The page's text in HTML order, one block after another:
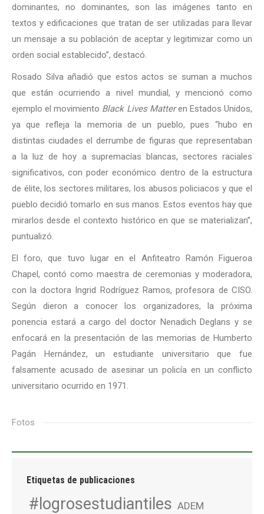
dominantes, no dominantes, son las imágenes tanto en
textos y edificaciones que tratan de ser utilizadas para llevar
un mensaje a su población de aceptar y legitimizar como un
orden social establecido”, destacó.
Rosado Silva añadió que estos actos se suman a muchos
que están ocurriendo a nivel mundial, y mencionó como
ejemplo el movimiento Black Lives Matteren Estados Unidos,
ya que refleja la memoria de un pueblo, pues “hubo en
distintas ciudades el derrumbe de figuras que representaban
a la luz de hoy a supremacías blancas, sectores raciales
significativos, con poder económico dentro de la estructura
de élite, los sectores militares, los abusos policiacos y que el
pueblo decidió tomarlo en sus manos. Estos eventos hay que
mirarlos desde el contexto histórico en que se materializan”,
puntualizó.
El foro, que tuvo lugar en el Anfiteatro Ramón Figueroa
Chapel, contó como maestra de ceremonias y moderadora,
con la doctora Ingrid Rodríguez Ramos, profesora de CISO.
Según dieron a conocer los organizadores, la próxima
ponencia estará a cargo del doctor Nenadich Deglans y se
enfocará en la presentación de las memorias de Humberto
Pagán Hernández, un estudiante universitario que fue
falsamente acusado de asesinar un policía en un conflicto
universitario ocurrido en 1971.
Fotos
Etiquetas de publicaciones
#logrosestudiantiles ADEM